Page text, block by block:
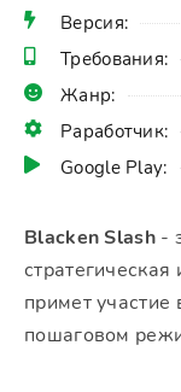
Версия:
Требования:
Жанр:
Раработчик:
Google Play:
Blacken Slash-
стратегическая
примет
пошаговом